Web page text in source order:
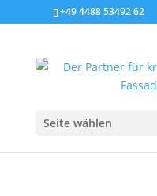
+49 4488 53492 62
Seite wählen